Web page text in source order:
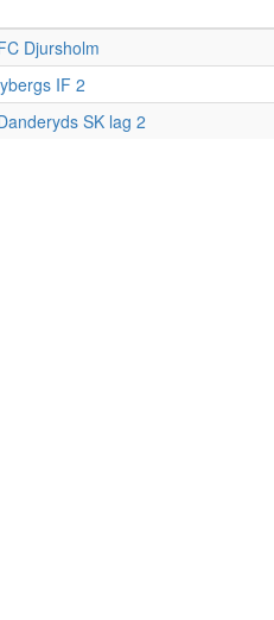
Djursholm
IF 2
SK lag 2